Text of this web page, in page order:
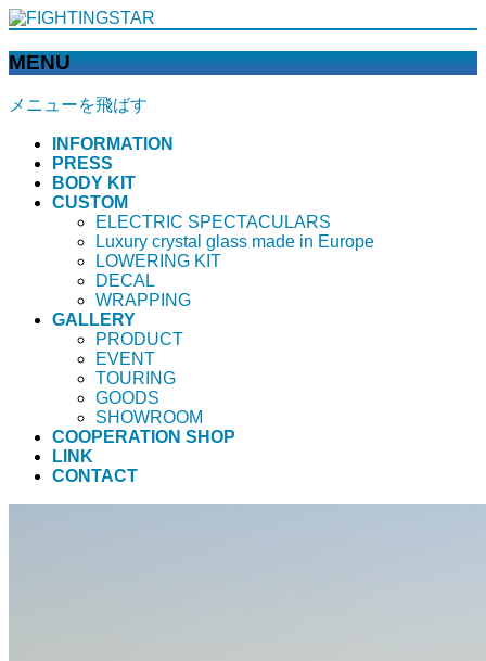
MENU
メニューを飛ばす
INFORMATION
PRESS
BODY KIT
CUSTOM
ELECTRIC SPECTACULARS
Luxury crystal glass made in Europe
LOWERING KIT
DECAL
WRAPPING
GALLERY
PRODUCT
EVENT
TOURING
GOODS
SHOWROOM
COOPERATION SHOP
LINK
CONTACT